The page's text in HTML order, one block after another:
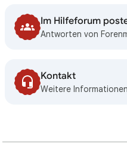
Im Hilfeforum
Antworten von
Kontakt
Weitere